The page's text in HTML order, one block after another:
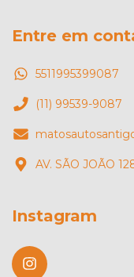
Entre em
5511995399087
(11) 99539-9087
AV. SÃO JOÃO
Instagram